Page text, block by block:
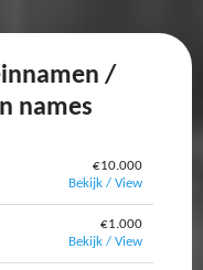
/
names
€10.000
Bekijk / View
€1.000
Bekijk / View